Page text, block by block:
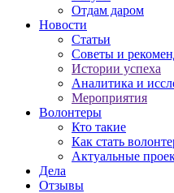
Отдам даром
Новости
Статьи
Советы и
Истории успеха
Аналитика и
Мероприятия
Волонтеры
Кто такие
Как стать
Актуальные
Дела
Отзывы